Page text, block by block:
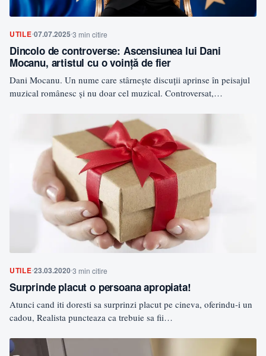
UTILE 07.07.2025 3 min citire
Dincolo de controverse: Ascensiunea lui Dani
Mocanu, artistul cu o voință de fier
Dani Mocanu. Un nume care stârnește discuții aprinse în peisajul
muzical românesc şi nu doar cel muzical. Controversat,…
UTILE 23.03.20203 min citire
Surprinde placut o persoana apropiata!
Atunci cand iti doresti sa surprinzi placut pe cineva, oferindu-i un
cadou, Realista puncteaza ca trebuie sa fii…